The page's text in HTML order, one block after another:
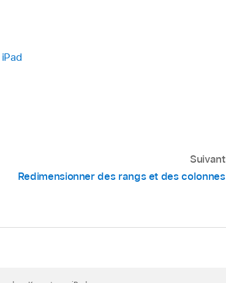
Suivant
Redimensionner des rangs et des colonnes